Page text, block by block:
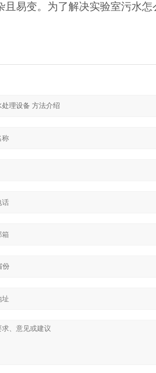
易变。为了解决实验室污水怎